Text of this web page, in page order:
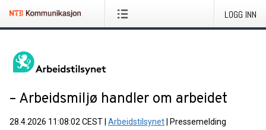
LOGG INN
– Arbeidsmiljø handler om arbeidet
28.4.2026 11:08:02 CEST Arbeidstilsynet Pressemelding